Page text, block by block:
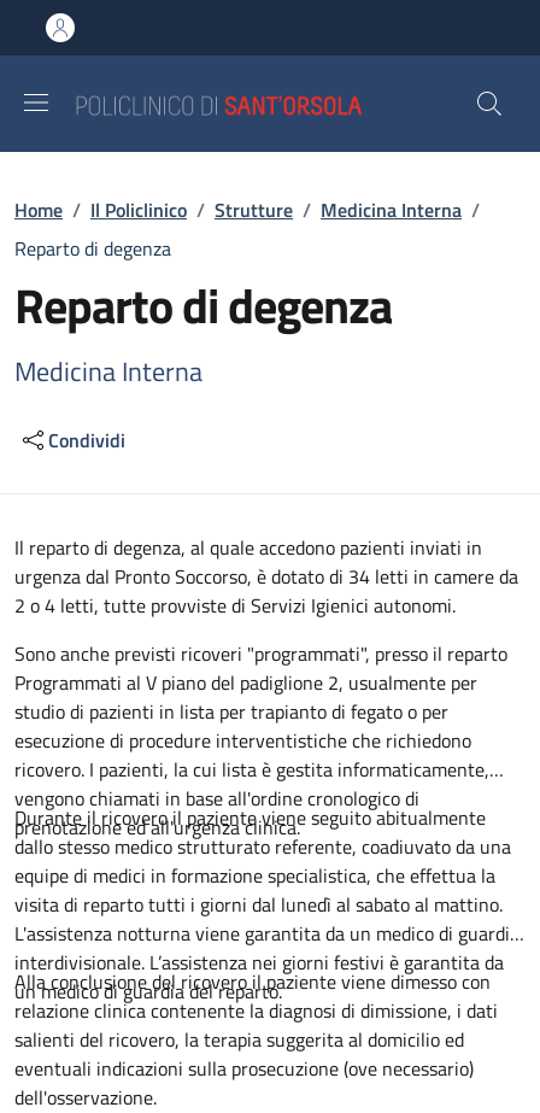
al contenuto principale
to footer content
Briciole di pane
Home / Il Policlinico / Strutture / Medicina Interna /
Reparto di degenza
Reparto di degenza
Medicina Interna
Condividi
Descrizione
Il reparto di degenza, al quale accedono pazienti inviati in
urgenza dal Pronto Soccorso, è dotato di 34 letti in camere da
2 o 4 letti, tutte provviste di Servizi Igienici autonomi.
Sono anche previsti ricoveri "programmati", presso il reparto
Programmati al V piano del padiglione 2, usualmente per
studio di pazienti in lista per trapianto di fegato o per
esecuzione di procedure interventistiche che richiedono
ricovero. I pazienti, la cui lista è gestita informaticamente,
vengono chiamati in base all'ordine cronologico di
prenotazione ed all'urgenza clinica.
Durante il ricovero il paziente viene seguito abitualmente
dallo stesso medico strutturato referente, coadiuvato da una
equipe di medici in formazione specialistica, che effettua la
visita di reparto tutti i giorni dal lunedì al sabato al mattino.
L'assistenza notturna viene garantita da un medico di guardia
interdivisionale. L’assistenza nei giorni festivi è garantita da
un medico di guardia del reparto.
Alla conclusione del ricovero il paziente viene dimesso con
relazione clinica contenente la diagnosi di dimissione, i dati
salienti del ricovero, la terapia suggerita al domicilio ed
eventuali indicazioni sulla prosecuzione (ove necessario)
dell'osservazione.